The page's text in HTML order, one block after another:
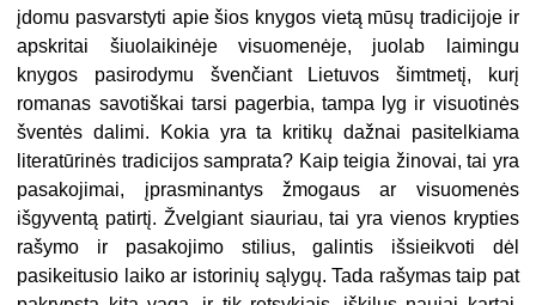
įdomu pasvarstyti apie šios knygos vietą mūsų tradicijoje ir
apskritai šiuolaikinėje visuomenėje, juolab laimingu
knygos pasirodymu švenčiant Lietuvos šimtmetį, kurį
romanas savotiškai tarsi pagerbia, tampa lyg ir visuotinės
šventės dalimi. Kokia yra ta kritikų dažnai pasitelkiama
literatūrinės tradicijos samprata? Kaip teigia žinovai, tai yra
pasakojimai, įprasminantys žmogaus ar visuomenės
išgyventą patirtį. Žvelgiant siauriau, tai yra vienos krypties
rašymo ir pasakojimo stilius, galintis išsieikvoti dėl
pasikeitusio laiko ar istorinių sąlygų. Tada rašymas taip pat